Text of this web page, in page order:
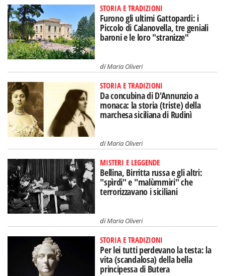
STORIA E TRADIZIONI
Furono gli ultimi Gattopardi: i
Piccolo di Calanovella, tre geniali
baroni e le loro "stranizze"
diMaria Oliveri
STORIA E TRADIZIONI
Da concubina di D'Annunzio a
monaca: la storia (triste) della
marchesa siciliana di Rudinì
diMaria Oliveri
MISTERI E LEGGENDE
Bellina, Birritta russa e gli altri:
"spìrdi" e "malùmmiri" che
terrorizzavano i siciliani
diMaria Oliveri
STORIA E TRADIZIONI
Per lei tutti perdevano la testa: la
vita (scandalosa) della bella
principessa di Butera